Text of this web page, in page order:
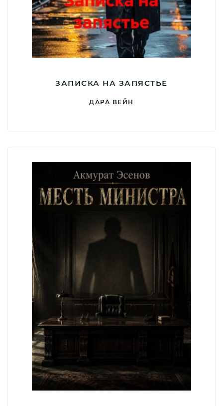
ЗАПИСКА НА ЗАПЯСТЬЕ
ДАРА ВЕЙН